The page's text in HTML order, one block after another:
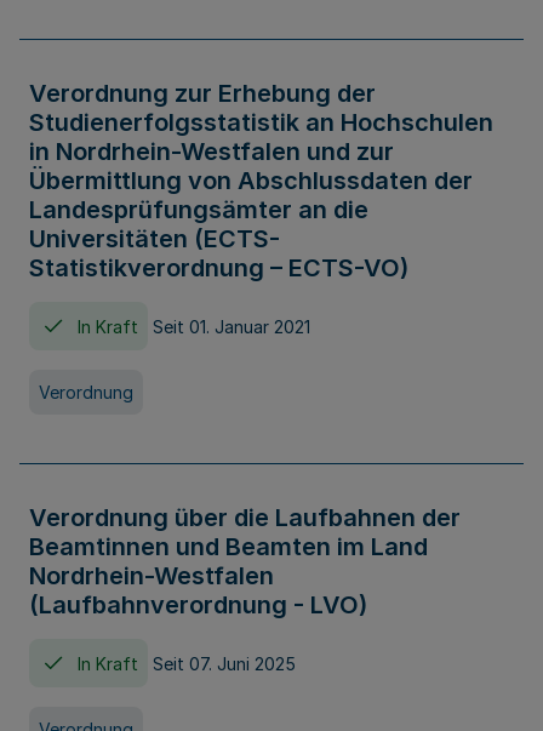
Verordnung zur Erhebung der
Studienerfolgsstatistik an Hochschulen
in Nordrhein-Westfalen und zur
Übermittlung von Abschlussdaten der
Landesprüfungsämter an die
Universitäten (ECTS-
Statistikverordnung – ECTS-VO)
In Kraft Seit 01. Januar 2021
Verordnung
Verordnung über die Laufbahnen der
Beamtinnen und Beamten im Land
Nordrhein-Westfalen
(Laufbahnverordnung - LVO)
In Kraft Seit 07. Juni 2025